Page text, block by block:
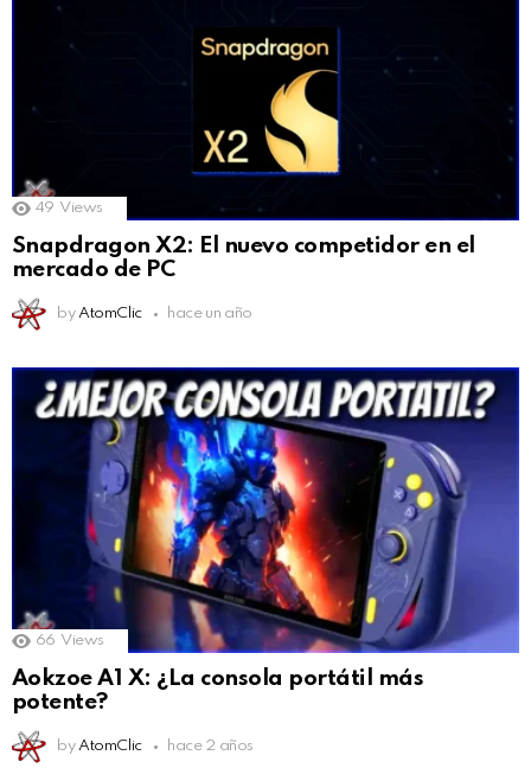
49 Views
Snapdragon X2: El nuevo competidor en el
mercado de PC
by AtomClic hace un año
66 Views
Aokzoe A1 X: ¿La consola portátil más
potente?
by AtomClic hace 2 años